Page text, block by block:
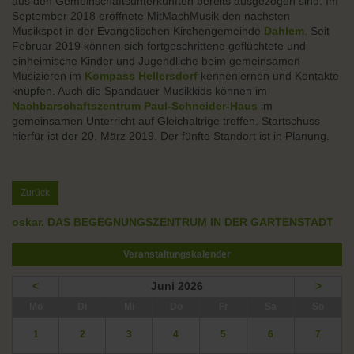
September 2018 eröffnete MitMachMusik den nächsten
Musikspot in der Evangelischen Kirchengemeinde Dahlem . Seit
Februar 2019 können sich fortgeschrittene geflüchtete und
einheimische Kinder und Jugendliche beim gemeinsamen
Musizieren im Kompass Hellersdorf kennenlernen und Kontakte
knüpfen. Auch die Spandauer Musikkids können im
Nachbarschaftszentrum Paul-Schneider-Haus im
gemeinsamen Unterricht auf Gleichaltrige treffen. Startschuss
hierfür ist der 20. März 2019. Der fünfte Standort ist in Planung.
Zurück
oskar. DAS BEGEGNUNGSZENTRUM IN DER GARTENSTADT
Veranstaltungskalender
< Juni 2026 >
1 2 3 4 5 6 7